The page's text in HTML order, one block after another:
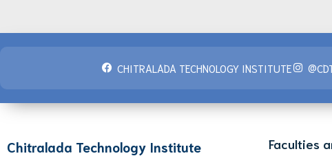
CHITRALADA TECHNOLOGY INSTITUTE
Chitralada Technology Institute
Faculties